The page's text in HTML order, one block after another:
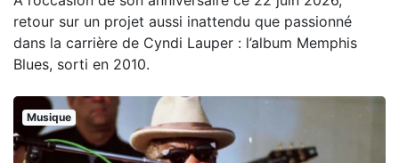
retour sur un projet aussi inattendu que passionné
dans la carrière de Cyndi Lauper : l’album Memphis
Blues, sorti en 2010.
Musique